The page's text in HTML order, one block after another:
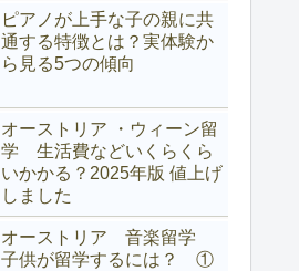
ピアノが上手な子の親に共
通する特徴とは？実体験か
ら見る5つの傾向
オーストリア ・ウィーン留
学 生活費などいくらくら
いかかる？2025年版 値上げ
しました
オーストリア 音楽留学
子供が留学するには？ ①